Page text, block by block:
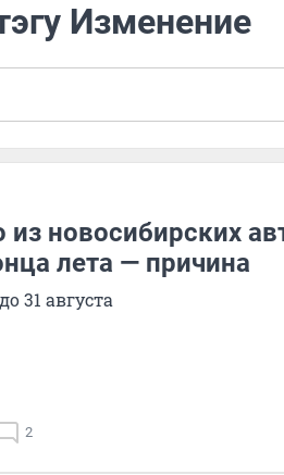
Изменение
новосибирских
лета — причина
31 августа
2